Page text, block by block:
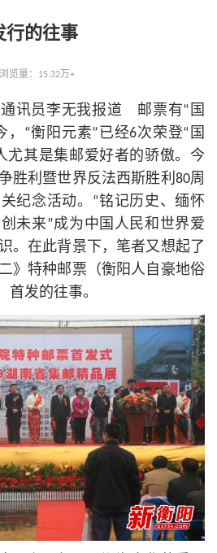
行的往事
浏览量：15.32万+
讯员李无我报道 邮票有“国
，“衡阳元素”已经6次荣登“国
尤其是集邮爱好者的骄傲。今
胜利暨世界反法西斯胜利80周
纪念活动。“铭记历史、缅怀
未来”成为中国人民和世界爱
。在此背景下，笔者又想起了
》特种邮票（衡阳人自豪地俗
首发的往事。